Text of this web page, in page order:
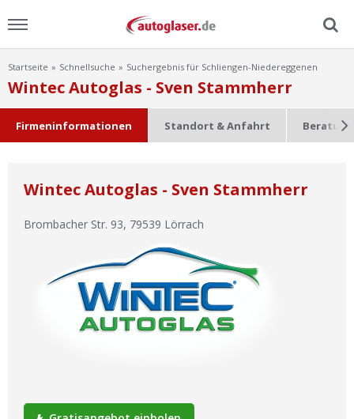
Menu
Home
Ratgeber
Startseite Schnellsuche Suchergebnis für Schliengen-Niedereggenen
Wintec Autoglas - Sven Stammherr
Firmeninformationen Standort & Anfahrt
Wintec Autoglas - Sven Stammherr
Brombacher Str. 93, 79539 Lörrach